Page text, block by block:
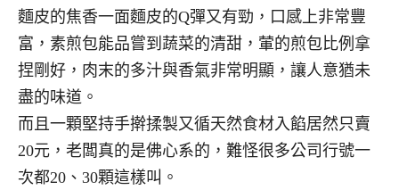
麵皮的焦香一面麵皮的Q彈又有勁，口感上非常豐
富，素煎包能品嘗到蔬菜的清甜，葷的煎包比例拿
捏剛好，肉末的多汁與香氣非常明顯，讓人意猶未
盡的味道。
而且一顆堅持手擀揉製又循天然食材入餡居然只賣
20元，老闆真的是佛心系的，難怪很多公司行號一
次都20、30顆這樣叫。